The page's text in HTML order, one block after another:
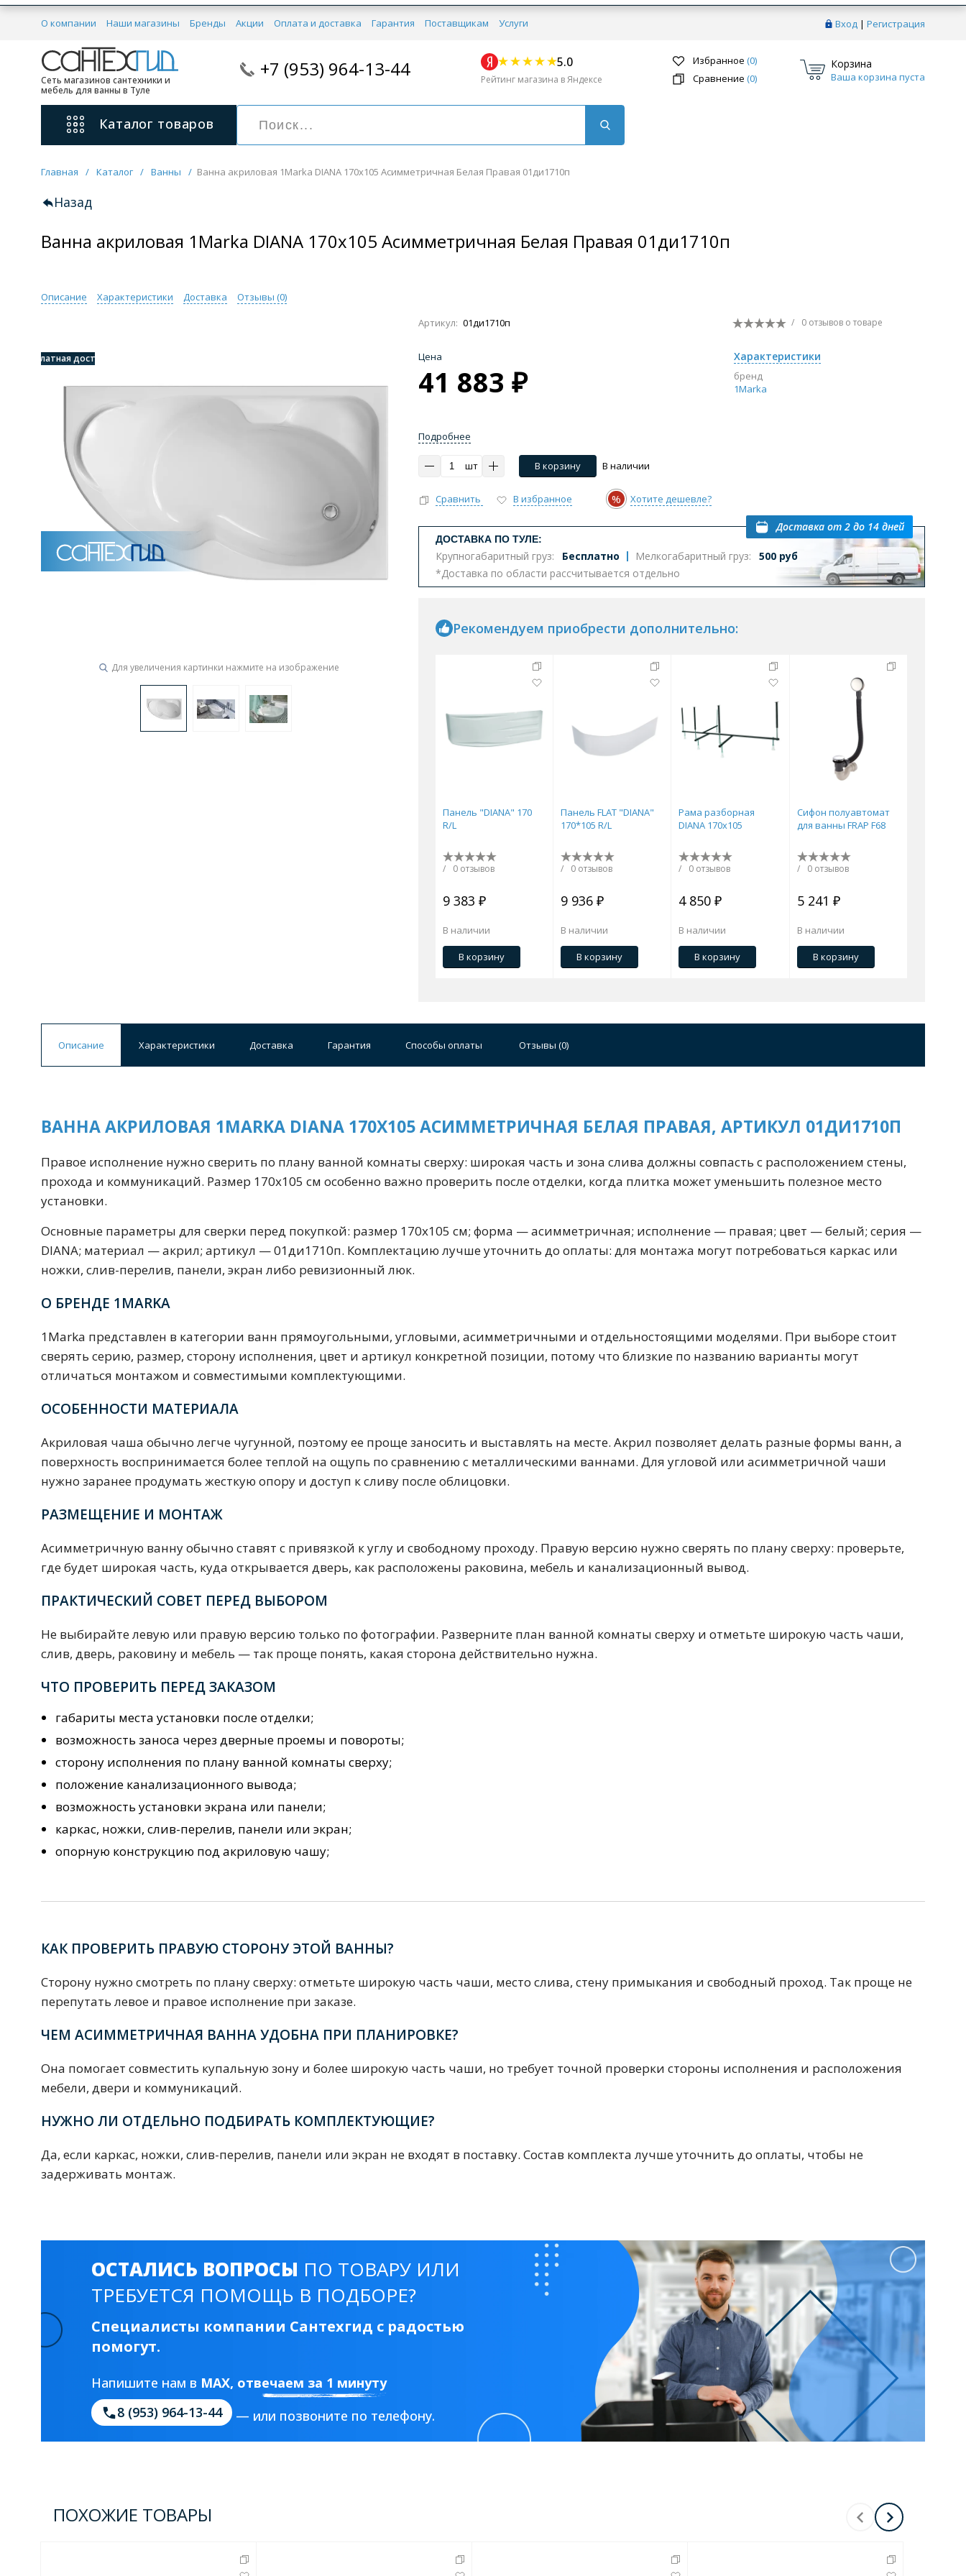
Вход | Регистрация
О компании Наши магазины Бренды Акции Оплата и доставка Гарантия Поставщикам Услуги
Сеть магазинов сантехники и
мебель для ванны в Туле
+7 (953) 964-13-44 5.0
Рейтинг магазина в Яндексе
Избранное (0)
Сравнение (0)
Корзина
Ваша корзина пуста
Каталог товаров
Для ванны с душем Для раковины Для кухни Для душа Для биде Душевые стойки
Системы скрытого монтажа
Перейти в раздел
Напольные Импульсные, умные
Приставные
Унитазы с биде Бюджетные унитазы
Комплектующие для инсталляций и кнопки смыва
Комплектующие для унитазов
Мебель для ванных комнат
7 категорий
Перейти в раздел
Перейти в раздел
Чугунные Ванны 100 см Отдельностоящие Приставные
Угловые
Ванны 190 см
70 см 90 см 100 см
23 категории
На стиральную машину
С пьедесталом Угловые 40 см 45 см 50 см 55 см 60 см 65 см 70 см
80 см
90 см
100 см 120 см 130 см Комплектующие
Душевые кабины Перейти в раздел
Комплектующие для кабин
Полотенцесушители
3 категории
Комплектующие
Аксессуары для ванных комнат
4 категории
Дозаторы Карнизы и шторки для ванной Ершики Полки
Зеркала
1 категория
Зеркала с подсветкой
Душевые поддоны
7 категорий
Акриловые Из литьевого мрамора Стальные
Душевые уголки и ограждения
Трапы для душевых
3 категории
Квадратные Комплектующие Линейные
Главная / Каталог / Ванны / Ванна акриловая 1Marka DIANA 170x105 Асимметричная Белая Правая 01ди1710п
Назад
Ванна акриловая 1Marka DIANA 170x105 Асимметричная Белая Правая 01ди1710п
Описание Характеристики Доставка Отзывы (0)
Бесплатная доставка
Для увеличения картинки нажмите на изображение
Артикул: 01ди1710п / 0 отзывов о товаре
Цена
41 883 ₽
Характеристики
бренд
1Marka
Подробнее
шт В корзину В наличии
Сравнить В избранное % Хотите дешевле?
ДОСТАВКА ПО ТУЛЕ:
Крупногабаритный груз: Бесплатно Мелкогабаритный груз:
500 руб
*Доставка по области рассчитывается отдельно
Доставка от 2 до 14 дней
Рекомендуем приобрести дополнительно:
Панель "DIANA" 170
R/L
/ 0 отзывов
9 383 ₽
В наличии
В корзину
Панель FLAT "DIANA"
170*105 R/L
/ 0 отзывов
9 936 ₽
В наличии
В корзину
Рама разборная
DIANA 170x105
/ 0 отзывов
4 850 ₽
В наличии
В корзину
Сифон полуавтомат
для ванны FRAP F68
/ 0 отзывов
5 241 ₽
В наличии
В корзину
Описание Характеристики Доставка Гарантия Способы оплаты Отзывы (0)
ВАННА АКРИЛОВАЯ 1MARKA DIANA 170X105 АСИММЕТРИЧНАЯ БЕЛАЯ ПРАВАЯ, АРТИКУЛ 01ДИ1710П
Правое исполнение нужно сверить по плану ванной комнаты сверху: широкая часть и зона слива должны совпасть с расположением стены,
прохода и коммуникаций. Размер 170x105 см особенно важно проверить после отделки, когда плитка может уменьшить полезное место
установки.
Основные параметры для сверки перед покупкой: размер 170x105 см; форма — асимметричная; исполнение — правая; цвет — белый; серия —
DIANA; материал — акрил; артикул — 01ди1710п. Комплектацию лучше уточнить до оплаты: для монтажа могут потребоваться каркас или
ножки, слив-перелив, панели, экран либо ревизионный люк.
О БРЕНДЕ 1MARKA
1Marka представлен в категории ванн прямоугольными, угловыми, асимметричными и отдельностоящими моделями. При выборе стоит
сверять серию, размер, сторону исполнения, цвет и артикул конкретной позиции, потому что близкие по названию варианты могут
отличаться монтажом и совместимыми комплектующими.
ОСОБЕННОСТИ МАТЕРИАЛА
Акриловая чаша обычно легче чугунной, поэтому ее проще заносить и выставлять на месте. Акрил позволяет делать разные формы ванн, а
поверхность воспринимается более теплой на ощупь по сравнению с металлическими ваннами. Для угловой или асимметричной чаши
нужно заранее продумать жесткую опору и доступ к сливу после облицовки.
РАЗМЕЩЕНИЕ И МОНТАЖ
Асимметричную ванну обычно ставят с привязкой к углу и свободному проходу. Правую версию нужно сверять по плану сверху: проверьте,
где будет широкая часть, куда открывается дверь, как расположены раковина, мебель и канализационный вывод.
ПРАКТИЧЕСКИЙ СОВЕТ ПЕРЕД ВЫБОРОМ
Не выбирайте левую или правую версию только по фотографии. Разверните план ванной комнаты сверху и отметьте широкую часть чаши,
слив, дверь, раковину и мебель — так проще понять, какая сторона действительно нужна.
ЧТО ПРОВЕРИТЬ ПЕРЕД ЗАКАЗОМ
габариты места установки после отделки;
возможность заноса через дверные проемы и повороты;
сторону исполнения по плану ванной комнаты сверху;
положение канализационного вывода;
возможность установки экрана или панели;
каркас, ножки, слив-перелив, панели или экран;
опорную конструкцию под акриловую чашу;
КАК ПРОВЕРИТЬ ПРАВУЮ СТОРОНУ ЭТОЙ ВАННЫ?
Сторону нужно смотреть по плану сверху: отметьте широкую часть чаши, место слива, стену примыкания и свободный проход. Так проще не
перепутать левое и правое исполнение при заказе.
ЧЕМ АСИММЕТРИЧНАЯ ВАННА УДОБНА ПРИ ПЛАНИРОВКЕ?
Она помогает совместить купальную зону и более широкую часть чаши, но требует точной проверки стороны исполнения и расположения
мебели, двери и коммуникаций.
НУЖНО ЛИ ОТДЕЛЬНО ПОДБИРАТЬ КОМПЛЕКТУЮЩИЕ?
Да, если каркас, ножки, слив-перелив, панели или экран не входят в поставку. Состав комплекта лучше уточнить до оплаты, чтобы не
задерживать монтаж.
ОСТАЛИСЬ ВОПРОСЫ ПО ТОВАРУ ИЛИ
ТРЕБУЕТСЯ ПОМОЩЬ В ПОДБОРЕ?
Специалисты компании Сантехгид с радостью
помогут.
Напишите нам в MAX, отвечаем за 1 минуту
8 (953) 964-13-44
— или позвоните по телефону.
ПОХОЖИЕ ТОВАРЫ